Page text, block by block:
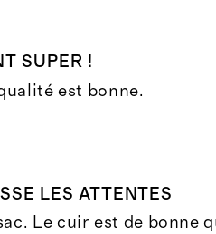
SUPER !
est bonne.
LES ATTENTES
Le cuir est de bonne